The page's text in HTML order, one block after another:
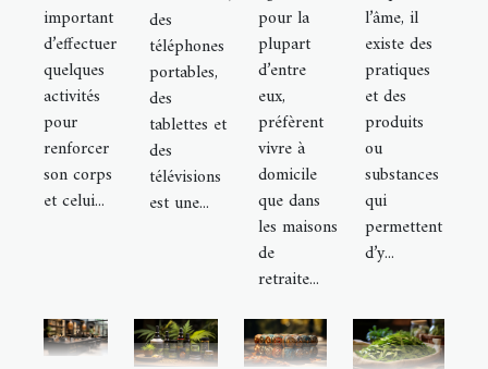
important
d’effectuer
quelques
activités
pour
renforcer
son corps
et celui...
des
téléphones
portables,
des
tablettes et
des
télévisions
est une...
pour la
plupart
d’entre
eux,
préfèrent
vivre à
domicile
que dans
les maisons
de
retraite...
l’âme, il
existe des
pratiques
et des
produits
ou
substances
qui
permettent
d’y...